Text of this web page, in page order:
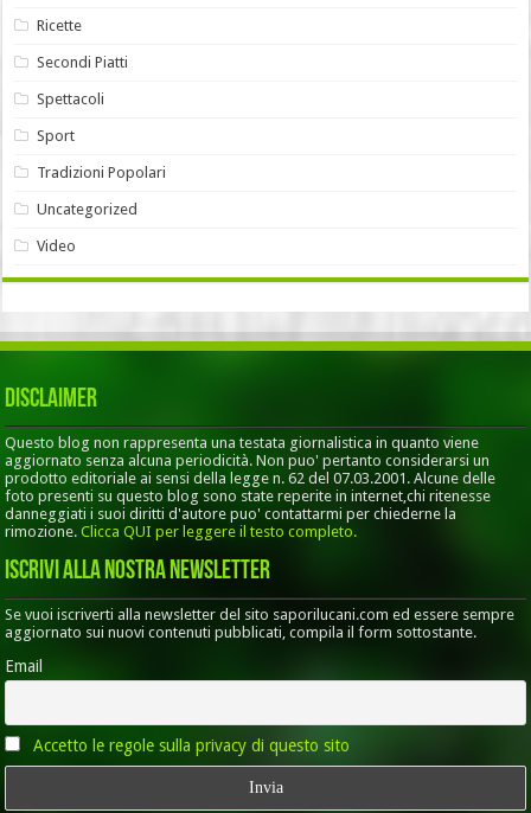
Ricette
Secondi Piatti
Spettacoli
Sport
Tradizioni Popolari
Uncategorized
Video
Disclaimer
Questo blog non rappresenta una testata giornalistica in quanto viene
aggiornato senza alcuna periodicità. Non puo' pertanto considerarsi un
prodotto editoriale ai sensi della legge n. 62 del 07.03.2001. Alcune delle
foto presenti su questo blog sono state reperite in internet,chi ritenesse
danneggiati i suoi diritti d'autore puo' contattarmi per chiederne la
rimozione.Clicca QUI per leggere il testo completo.
Iscrivi alla nostra Newsletter
Se vuoi iscriverti alla newsletter del sito saporilucani.com ed essere sempre
aggiornato sui nuovi contenuti pubblicati, compila il form sottostante.
Email
Accetto le regole sulla privacy di questo sito